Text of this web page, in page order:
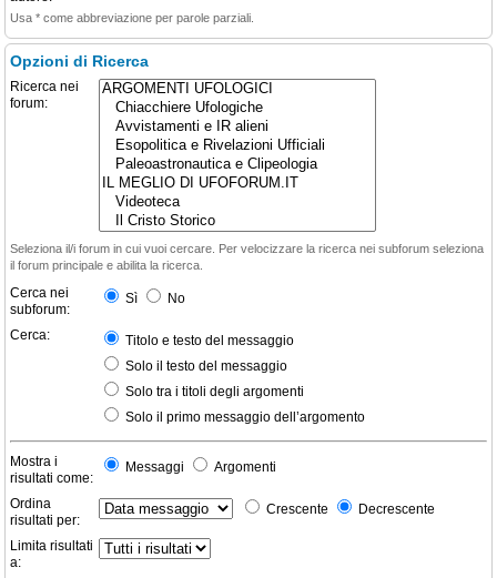
Usa * come abbreviazione per parole parziali.
Opzioni di Ricerca
Ricerca nei
forum:
Seleziona il/i forum in cui vuoi cercare. Per velocizzare la ricerca nei subforum seleziona
il forum principale e abilita la ricerca.
Cerca nei
subforum:
Sì No
Cerca:
Titolo e testo del messaggio
Solo il testo del messaggio
Solo tra i titoli degli argomenti
Solo il primo messaggio dell’argomento
Mostra i
risultati come:
Messaggi Argomenti
Ordina
risultati per:
Crescente Decrescente
Limita risultati
a: